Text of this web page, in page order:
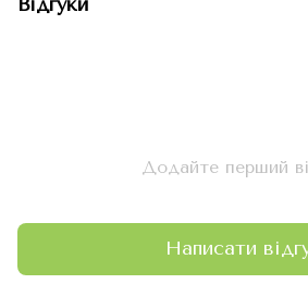
Додайте перший
Написати